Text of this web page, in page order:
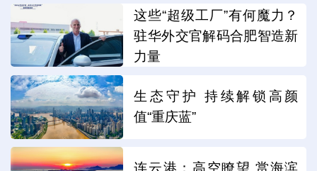
这些“超级工厂”有何魔力？
驻华外交官解码合肥智造新
力量
生态守护 持续解锁高颜
值“重庆蓝”
连云港：高空瞭望 赏海滨